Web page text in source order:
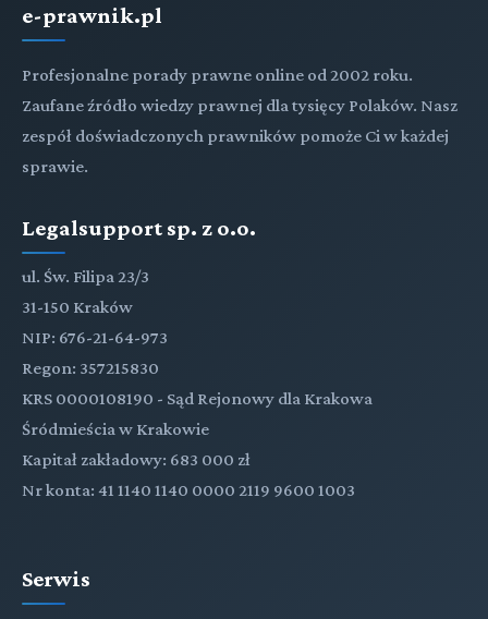
e-prawnik.pl
Profesjonalne porady prawne online od 2002 roku.
Zaufane źródło wiedzy prawnej dla tysięcy Polaków. Nasz
zespół doświadczonych prawników pomoże Ci w każdej
sprawie.
Legalsupport sp. z o.o.
ul. Św. Filipa 23/3
31-150 Kraków
NIP: 676-21-64-973
Regon: 357215830
KRS 0000108190 - Sąd Rejonowy dla Krakowa
Śródmieścia w Krakowie
Kapitał zakładowy: 683 000 zł
Nr konta: 41 1140 1140 0000 2119 9600 1003
Serwis